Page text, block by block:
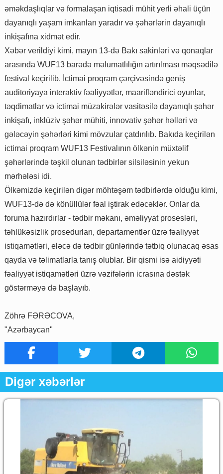
əməkdaşlıqlar və formalaşan iqtisadi mühit yerli əhali üçün
dayanıqlı yaşam imkanları yaradır və şəhərlərin dayanıqlı
inkişafına xidmət edir.
Xəbər verildiyi kimi, mayın 13-də Bakı sakinləri və qonaqlar
arasında WUF13 barədə məlumatlılığın artırılması məqsədilə
festival keçirilib. İctimai proqram çərçivəsində geniş
auditoriyaya interaktiv fəaliyyətlər, maarifləndirici oyunlar,
təqdimatlar və ictimai müzakirələr vasitəsilə dayanıqlı şəhər
inkişafı, inklüziv şəhər mühiti, innovativ şəhər həlləri və
gələcəyin şəhərləri kimi mövzular çatdırılıb. Bakıda keçirilən
ictimai proqram WUF13 Festivalının ölkənin müxtəlif
şəhərlərində təşkil olunan tədbirlər silsiləsinin yekun
mərhələsi idi.
Ölkəmizdə keçirilən digər möhtəşəm tədbirlərdə olduğu kimi,
WUF13-də də könüllülər fəal iştirak edəcəklər. Onlar da
foruma hazırdırlar - tədbir məkanı, əməliyyat prosesləri,
təhlükəsizlik prosedurları, departamentlər üzrə fəaliyyət
istiqamətləri, eləcə də tədbir günlərində tətbiq olunacaq əsas
qayda və təlimatlarla tanış olublar. Bir qismi isə aidiyyəti
fəaliyyət istiqamətləri üzrə vəzifələrin icrasına dəstək
göstərməyə də başlayıb.
Zöhrə FƏRƏCOVA,
"Azərbaycan"
Digər xəbərlər